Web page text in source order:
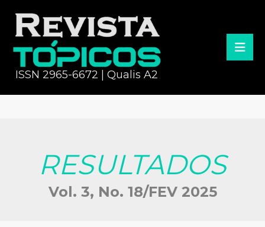
ISSN 2965-6672 | Qualis A2
RESULTADOS
Vol. 3, No. 18/FEV 2025